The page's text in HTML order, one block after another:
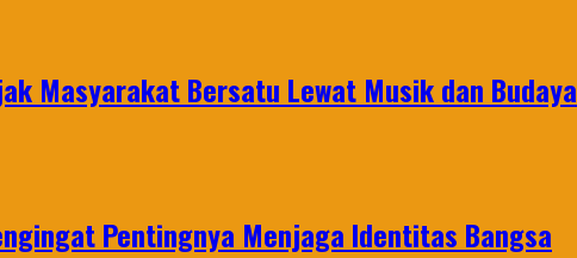
Masyarakat Bersatu Lewat Musik dan Budaya
Pentingnya Menjaga Identitas Bangsa